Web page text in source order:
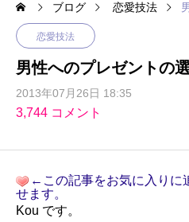
ブログ 恋愛技法
恋愛技法
男性へのプレゼントの
2013年07月26日 18:35
3,744 コメント
←この記事をお気に入りに
せます。
Kou です。